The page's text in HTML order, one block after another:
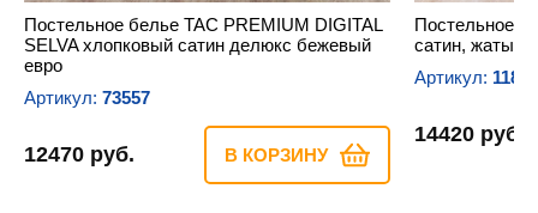
Постельное белье TAC PREMIUM DIGITAL
SELVA хлопковый сатин делюкс бежевый
евро
Артикул: 73557
12470 руб. В КОРЗИНУ
Постельное
сатин, жатый
Артикул:
14420 руб.